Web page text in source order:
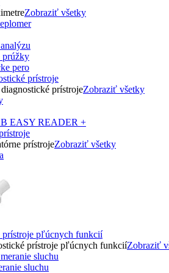
Zobraziť všetky
prúžky
prístroje
prístrojeZobraziť všetky
prístrojeZobraziť všetky
prístroje pľúcnych funkcií
prístroje pľúcnych funkciíZobraziť
sluchu